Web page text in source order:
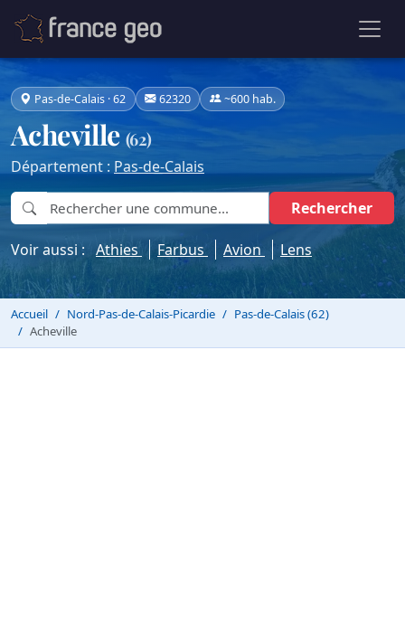
Pas-de-Calais · 62 62320 ~600 hab.
Acheville(62)
Département : Pas-de-Calais
Rechercher
Voir aussi : Athies Farbus Avion Lens
Accueil Nord-Pas-de-Calais-Picardie
Pas-de-Calais (62)
Acheville